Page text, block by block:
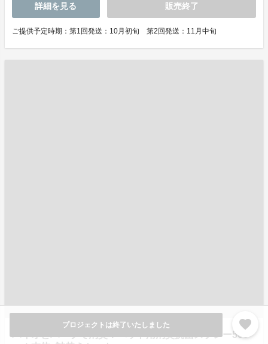
プロジェクトは終了いたしました favorite
詳細を見る 販売終了
ご提供予定時期：第1回発送：10月初旬 第2回発送：11月中旬
バイオとハーブで消臭！ペット用消臭抗菌スプレー500